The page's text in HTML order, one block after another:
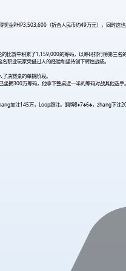
金PHP3,503,600（折合人民币约49万元），同时
赛中积累了1,159,000的筹码，以筹码排行榜第三
职业玩家凭借过人的经验和坚持创下辉煌战绩。
决赛桌的单挑阶段。
300万筹码，他拿下整桌近一半的筹码对战其他选
加注145万，Loop跟注。翻牌8♦7♣6♣，zhang下注